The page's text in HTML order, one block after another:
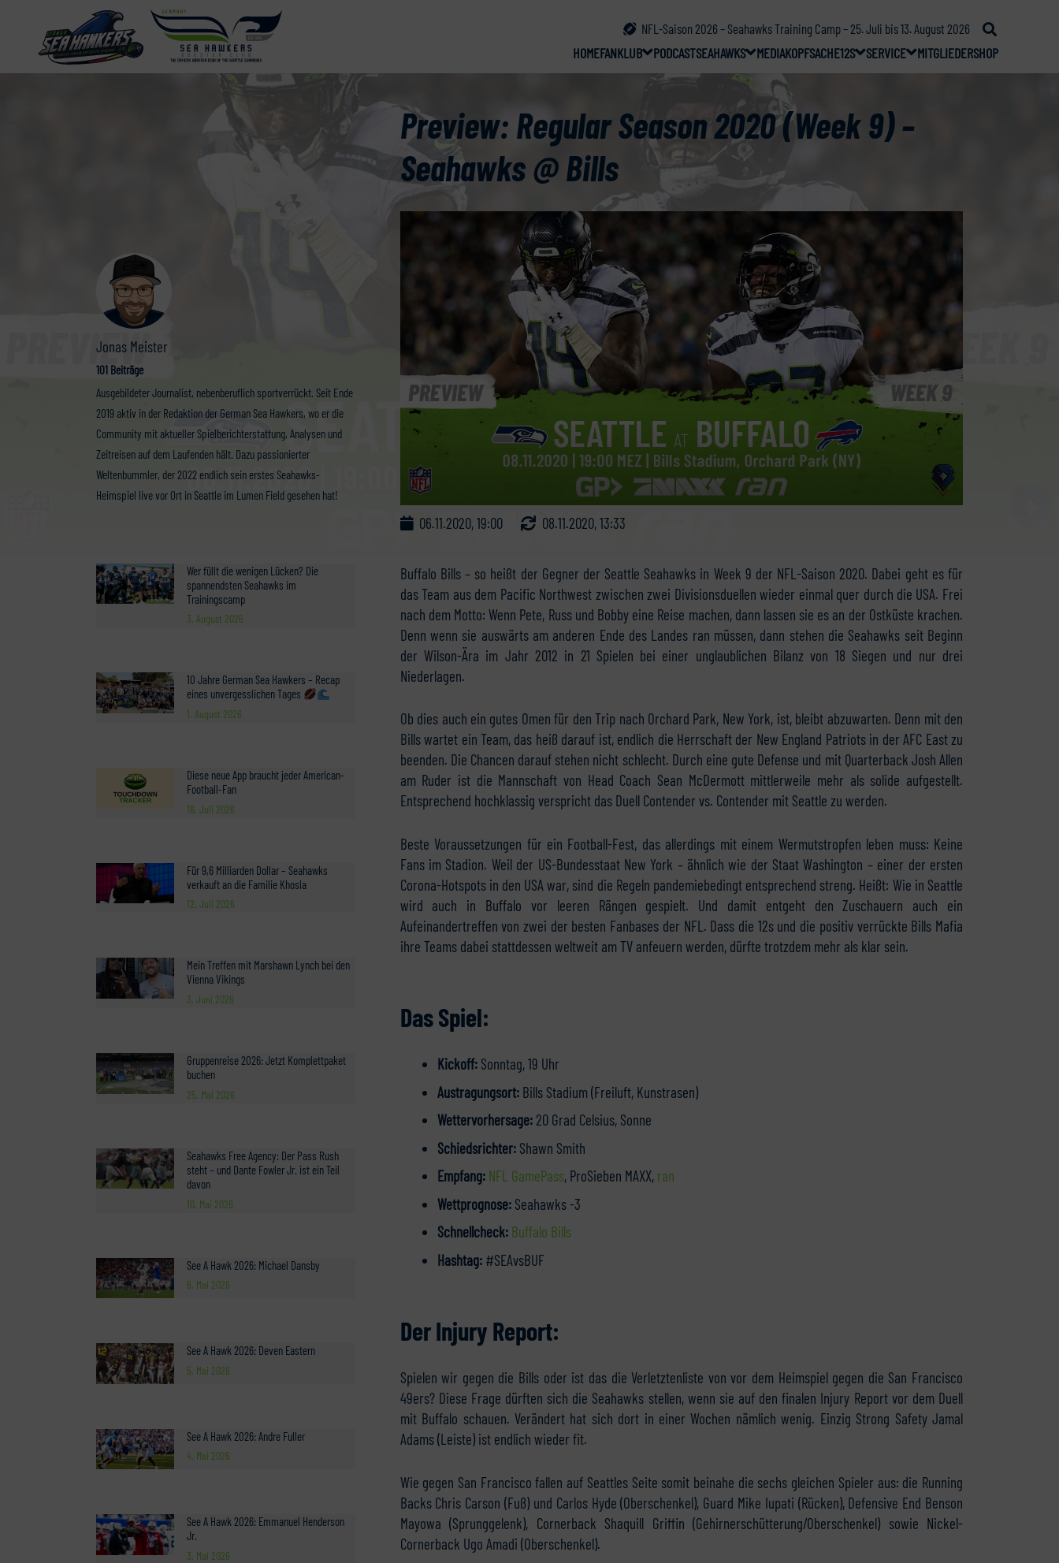
NFL-Saison 2026 – Seahawks Training Camp – 25. Juli bis 13. August 2026
HOMEFANKLUB PODCASTSEAHAWKS MEDIAKOPFSACHE12S SERVICE MITGLIEDERSHOP
Jonas Meister
101 Beiträge
Ausgebildeter Journalist, nebenberuflich sportverrückt. Seit Ende
2019 aktiv in der Redaktion der German Sea Hawkers, wo er die
Community mit aktueller Spielberichterstattung, Analysen und
Zeitreisen auf dem Laufenden hält. Dazu passionierter
Weltenbummler, der 2022 endlich sein erstes Seahawks-
Heimspiel live vor Ort in Seattle im Lumen Field gesehen hat!
Preview: Regular Season 2020 (Week 9) –
Seahawks @ Bills
06.11.2020, 19:00 08.11.2020, 13:33
Wer füllt die wenigen Lücken? Die
spannendsten Seahawks im
Trainingscamp
3. August 2026
10 Jahre German Sea Hawkers – Recap
eines unvergesslichen Tages
1. August 2026
Diese neue App braucht jeder American-
Football-Fan
16. Juli 2026
Für 9,6 Milliarden Dollar – Seahawks
verkauft an die Familie Khosla
12. Juli 2026
Mein Treffen mit Marshawn Lynch bei den
Vienna Vikings
3. Juni 2026
Gruppenreise 2026: Jetzt Komplettpaket
buchen
25. Mai 2026
Seahawks Free Agency: Der Pass Rush
steht – und Dante Fowler Jr. ist ein Teil
davon
10. Mai 2026
See A Hawk 2026: Michael Dansby
6. Mai 2026
See A Hawk 2026: Deven Eastern
5. Mai 2026
See A Hawk 2026: Andre Fuller
4. Mai 2026
See A Hawk 2026: Emmanuel Henderson
Jr.
3. Mai 2026
Buffalo Bills – so heißt der Gegner der Seattle Seahawks in Week 9 der NFL-Saison 2020. Dabei geht es für
das Team aus dem Pacific Northwest zwischen zwei Divisionsduellen wieder einmal quer durch die USA. Frei
nach dem Motto: Wenn Pete, Russ und Bobby eine Reise machen, dann lassen sie es an der Ostküste krachen.
Denn wenn sie auswärts am anderen Ende des Landes ran müssen, dann stehen die Seahawks seit Beginn
der Wilson-Ära im Jahr 2012 in 21 Spielen bei einer unglaublichen Bilanz von 18 Siegen und nur drei
Niederlagen.
Ob dies auch ein gutes Omen für den Trip nach Orchard Park, New York, ist, bleibt abzuwarten. Denn mit den
Bills wartet ein Team, das heiß darauf ist, endlich die Herrschaft der New England Patriots in der AFC East zu
beenden. Die Chancen darauf stehen nicht schlecht. Durch eine gute Defense und mit Quarterback Josh Allen
am Ruder ist die Mannschaft von Head Coach Sean McDermott mittlerweile mehr als solide aufgestellt.
Entsprechend hochklassig verspricht das Duell Contender vs. Contender mit Seattle zu werden.
Beste Voraussetzungen für ein Football-Fest, das allerdings mit einem Wermutstropfen leben muss: Keine
Fans im Stadion. Weil der US-Bundesstaat New York – ähnlich wie der Staat Washington – einer der ersten
Corona-Hotspots in den USA war, sind die Regeln pandemiebedingt entsprechend streng. Heißt: Wie in Seattle
wird auch in Buffalo vor leeren Rängen gespielt. Und damit entgeht den Zuschauern auch ein
Aufeinandertreffen von zwei der besten Fanbases der NFL. Dass die 12s und die positiv verrückte Bills Mafia
ihre Teams dabei stattdessen weltweit am TV anfeuern werden, dürfte trotzdem mehr als klar sein.
Das Spiel:
Kickoff: Sonntag, 19 Uhr
Austragungsort: Bills Stadium (Freiluft, Kunstrasen)
Wettervorhersage: 20 Grad Celsius, Sonne
Schiedsrichter: Shawn Smith
Empfang: NFL GamePass, ProSieben MAXX, ran
Wettprognose: Seahawks -3
Schnellcheck: Buffalo Bills
Hashtag: #SEAvsBUF
Der Injury Report:
Spielen wir gegen die Bills oder ist das die Verletztenliste von vor dem Heimspiel gegen die San Francisco
49ers? Diese Frage dürften sich die Seahawks stellen, wenn sie auf den finalen Injury Report vor dem Duell
mit Buffalo schauen. Verändert hat sich dort in einer Wochen nämlich wenig. Einzig Strong Safety Jamal
Adams (Leiste) ist endlich wieder fit.
Wie gegen San Francisco fallen auf Seattles Seite somit beinahe die sechs gleichen Spieler aus: die Running
Backs Chris Carson (Fuß) und Carlos Hyde (Oberschenkel), Guard Mike Iupati (Rücken), Defensive End Benson
Mayowa (Sprunggelenk), Cornerback Shaquill Griffin (Gehirnerschütterung/Oberschenkel) sowie Nickel-
Cornerback Ugo Amadi (Oberschenkel).